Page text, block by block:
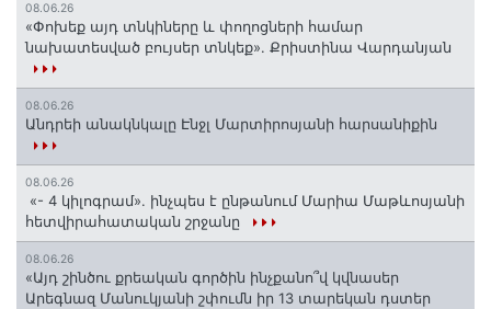
08.06.26
«Փոխեք այդ տնկիները և փողոցների համար
նախատեսված բույսեր տնկեք». Քրիստինա Վարդանյան
08.06.26
Անդրեի անակնկալը Էնջլ Մարտիրոսյանի հարսանիքին
08.06.26
«- 4 կիլոգրամ». ինչպես է ընթանում Մարիա Մաթևոսյանի
հետվիրահատական շրջանը
08.06.26
«Այդ շինծու քրեական գործին ինչքանո՞վ կվնասեր
Արեգնազ Մանուկյանի շփումն իր 13 տարեկան դստեր